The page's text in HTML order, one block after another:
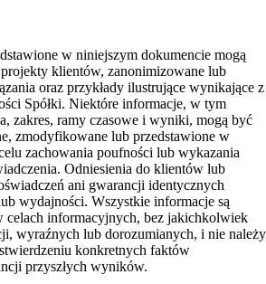
w niniejszym dokumencie mogą
klientów, zanonimizowane lub
oraz przykłady ilustrujące wynikające z
Spółki. Niektóre informacje, w tym
zakres, ramy czasowe i wyniki, mogą być
zmodyfikowane lub przedstawione w
zachowania poufności lub wykazania
Odniesienia do klientów lub
ani gwarancji identycznych
wydajności. Wszystkie informacje są
celach informacyjnych, bez jakichkolwiek
wyraźnych lub dorozumianych, i nie należy
konkretnych faktów
przyszłych wyników.